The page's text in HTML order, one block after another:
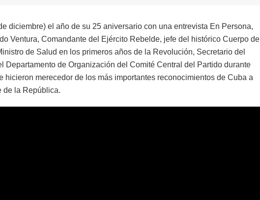
diciembre) el año de su 25 aniversario con una entrevista En Persona,
Ventura, Comandante del Ejército Rebelde, jefe del histórico Cuerpo de
de Salud en los primeros años de la Revolución, Secretario del
Departamento de Organización del Comité Central del Partido durante
hicieron merecedor de los más importantes reconocimientos de Cuba a
de la República.